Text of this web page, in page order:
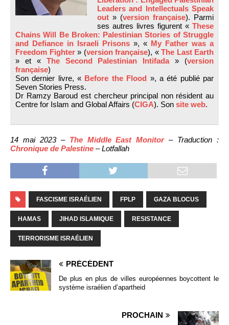
Leaders and Intellectuals Speak
out » (version française). Parmi
ses autres livres figurent « These
Chains Will Be Broken: Palestinian Stories of Struggle
and Defiance in Israeli Prisons », « My Father was a
Freedom Fighter» (version française), « The Last Earth
» et « The Second Palestinian Intifada» (version
française)
Son dernier livre, « Before the Flood », a été publié par
Seven Stories Press.
Dr Ramzy Baroud est chercheur principal non résident au
Centre for Islam and Global Affairs (CIGA). Son site web.
14 mai 2023 – The Middle East Monitor– Traduction :
Chronique de Palestine – Lotfallah
FASCISME ISRAÉLIEN FPLP GAZA BLOCUS
HAMAS JIHAD ISLAMIQUE RESISTANCE
TERRORISME ISRAÉLIEN
PRÉCÉDENT
De plus en plus de villes européennes boycottent le
système israélien d’apartheid
PROCHAIN